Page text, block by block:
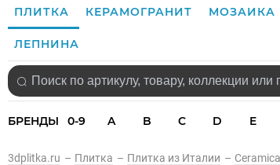
ПЛИТКА КЕРАМОГРАНИТ МОЗАИКА
ЛЕПНИНА
БРЕНДЫ 0-9 A B C D E
3dplitka.ru – Плитка – Плитка из Италии –